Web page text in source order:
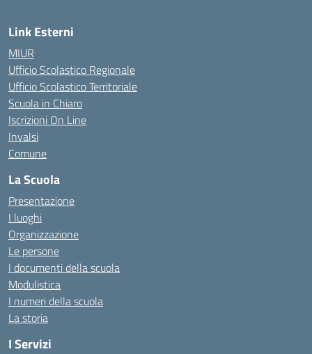
Link Esterni
MIUR
Ufficio Scolastico Regionale
Ufficio Scolastico Territoriale
Scuola in Chiaro
Iscrizioni On Line
Invalsi
Comune
La Scuola
Presentazione
I luoghi
Organizzazione
Le persone
I documenti della scuola
Modulistica
I numeri della scuola
La storia
I Servizi